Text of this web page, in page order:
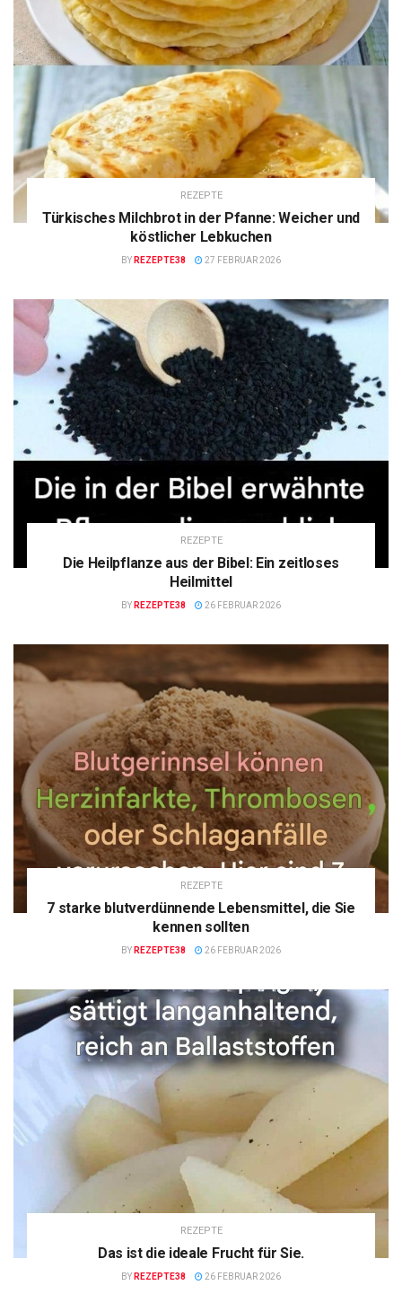
REZEPTE
Türkisches Milchbrot in der Pfanne: Weicher und
köstlicher Lebkuchen
BY REZEPTE38 27 FEBRUAR 2026
REZEPTE
Die Heilpflanze aus der Bibel: Ein zeitloses
Heilmittel
BY REZEPTE38 26 FEBRUAR 2026
REZEPTE
7 starke blutverdünnende Lebensmittel, die Sie
kennen sollten
BY REZEPTE38 26 FEBRUAR 2026
REZEPTE
Das ist die ideale Frucht für Sie.
BY REZEPTE38 26 FEBRUAR 2026